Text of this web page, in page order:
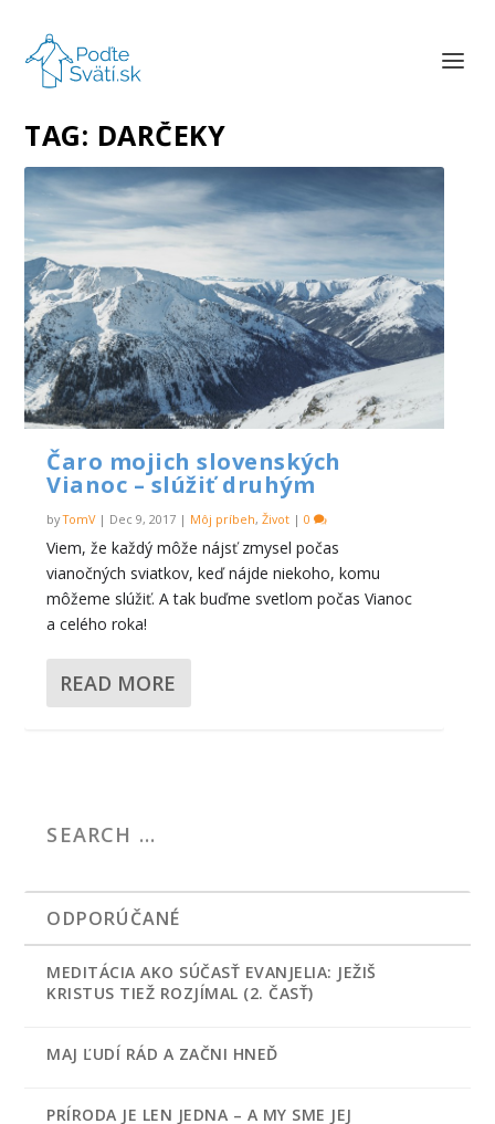
TAG: DARČEKY
Čaro mojich slovenských
Vianoc – slúžiť druhým
byTomV| Dec 9, 2017 | Môj príbeh,Život |0
Viem, že každý môže nájsť zmysel počas
vianočných sviatkov, keď nájde niekoho, komu
môžeme slúžiť. A tak buďme svetlom počas Vianoc
a celého roka!
READ MORE
ODPORÚČANÉ
MEDITÁCIA AKO SÚČASŤ EVANJELIA: JEŽIŠ
KRISTUS TIEŽ ROZJÍMAL (2. ČASŤ)
MAJ ĽUDÍ RÁD A ZAČNI HNEĎ
PRÍRODA JE LEN JEDNA – A MY SME JEJ